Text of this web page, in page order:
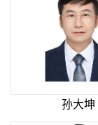
孙大坤